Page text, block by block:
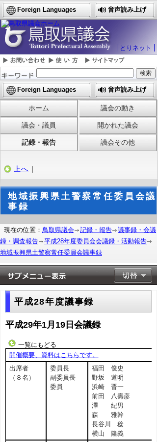
Foreign Languages 音声読み上げ
とりネット
Foreign Languages 音声読み上げ
ホーム 議会の動き
議会・議員 開かれた議会
記録・報告 議会その他
上へ ｜
地域振興県土警察常任委員会議
事録
現在の位置： 鳥取県議会 記録・報告
議事録・会議
録・調査報告
平成28年度委員会会議録・活動報告
地域振興県土警察常任委員会議事録
平成28年度議事録
平成29年1月19日会議録
一覧にもどる
開催概要、資料はこちらです。
出席者
（８名）
委員長
副委員長
委員
福田 俊史
野坂 道明
浜崎 晋一
前田 八壽彦
澤 紀男
森 雅幹
長谷川 稔
横山 隆義